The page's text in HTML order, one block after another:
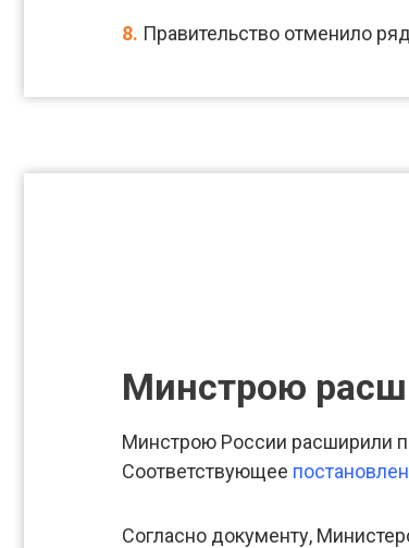
8. Правительство отменило
Минстрою
Минстрою России расширили
Соответствующее
Согласно документу,